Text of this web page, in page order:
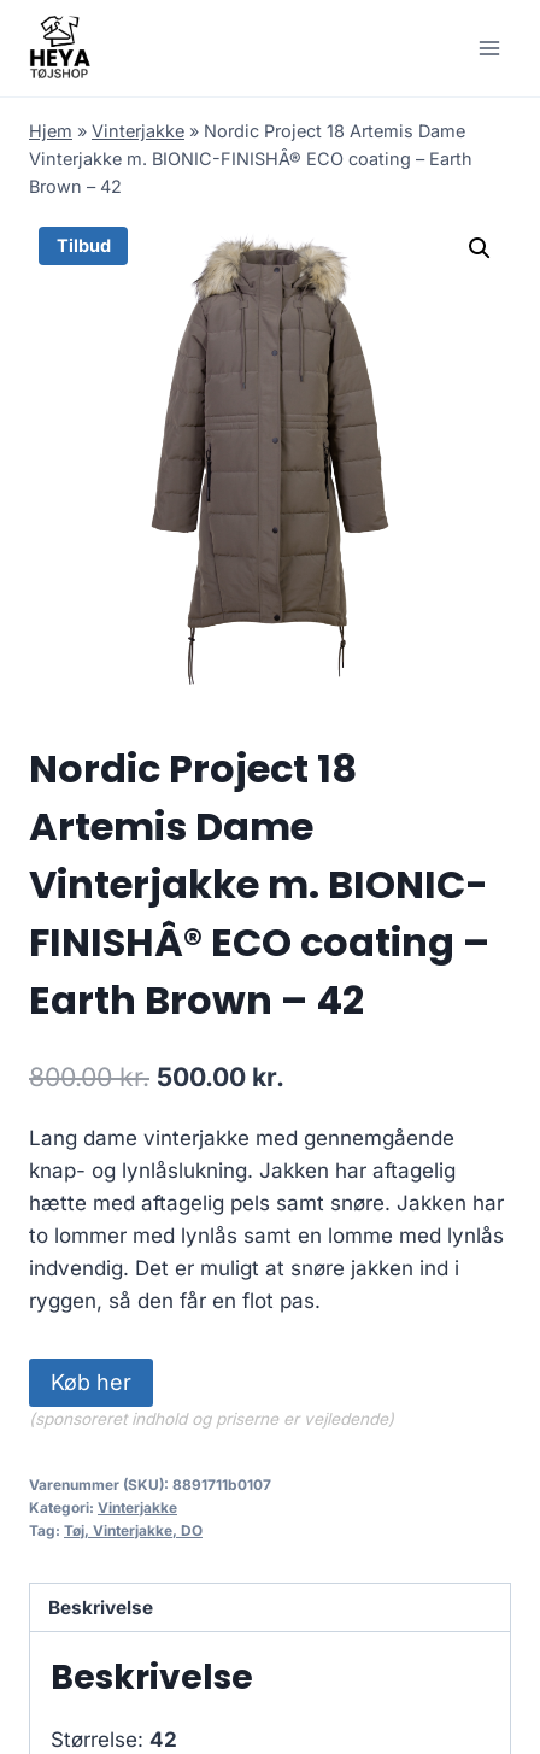
content
Hjem » Vinterjakke » Nordic Project 18 Artemis Dame
Vinterjakke m. BIONIC-FINISHÂ® ECO coating – Earth
Brown – 42
Tilbud
Nordic Project 18
Artemis Dame
Vinterjakke m. BIONIC-
FINISHÂ® ECO coating –
Earth Brown – 42
800.00kr. Original
was:
800.00 kr..
500.00 kr.
is:
500.00 kr..
Lang dame vinterjakke med gennemgående
knap- og lynlåslukning. Jakken har aftagelig
hætte med aftagelig pels samt snøre. Jakken har
to lommer med lynlås samt en lomme med lynlås
indvendig. Det er muligt at snøre jakken ind i
ryggen, så den får en flot pas.
Køb her
(sponsoreret indhold og priserne er vejledende)
Varenummer (SKU): 8891711b0107
Kategori: Vinterjakke
Tag: Tøj, Vinterjakke, DO
Beskrivelse
Beskrivelse
Størrelse: 42